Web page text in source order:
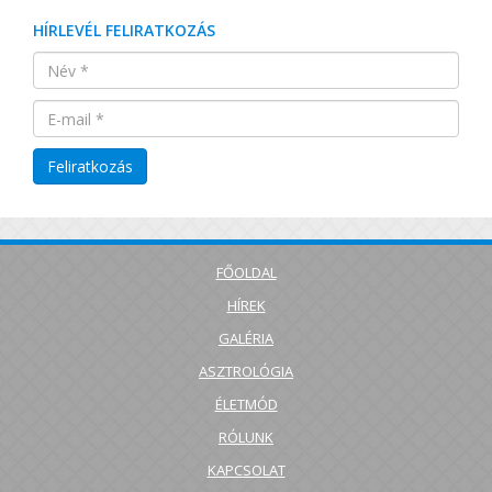
HÍRLEVÉL FELIRATKOZÁS
FŐOLDAL
HÍREK
GALÉRIA
ASZTROLÓGIA
ÉLETMÓD
RÓLUNK
KAPCSOLAT